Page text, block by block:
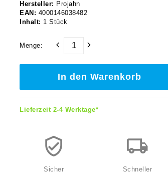
Hersteller: Projahn
EAN: 4000146038482
Inhalt: 1 Stück
Menge:
In den Warenkorb
Lieferzeit 2-4 Werktage*
Sicher
Schneller